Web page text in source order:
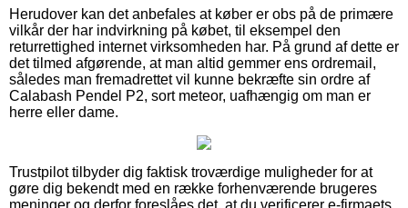
Herudover kan det anbefales at køber er obs på de primære
vilkår der har indvirkning på købet, til eksempel den
returrettighed internet virksomheden har. På grund af dette er
det tilmed afgørende, at man altid gemmer ens ordremail,
således man fremadrettet vil kunne bekræfte sin ordre af
Calabash Pendel P2, sort meteor, uafhængig om man er
herre eller dame.
Trustpilot tilbyder dig faktisk troværdige muligheder for at
gøre dig bekendt med en række forhenværende brugeres
meninger og derfor foreslåes det, at du verificerer e-firmaets